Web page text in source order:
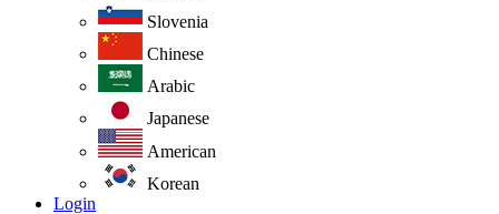
Slovenia
Chinese
Arabic
Japanese
American
Korean
Login